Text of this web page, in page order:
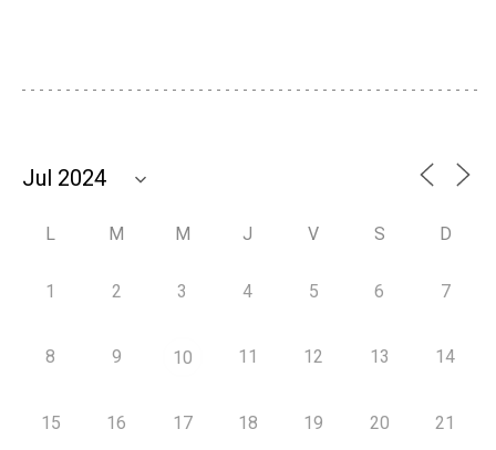
L M M J V S D
1 2 3 4 5 6 7
8 9 10 11 12 13 14
15 16 17 18 19 20 21